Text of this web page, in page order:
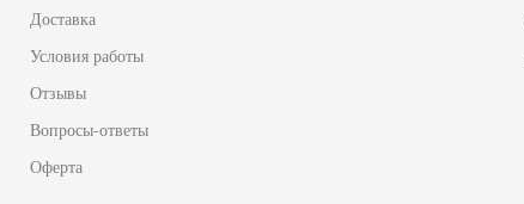
Доставка
Условия работы
Отзывы
Вопросы-ответы
Оферта